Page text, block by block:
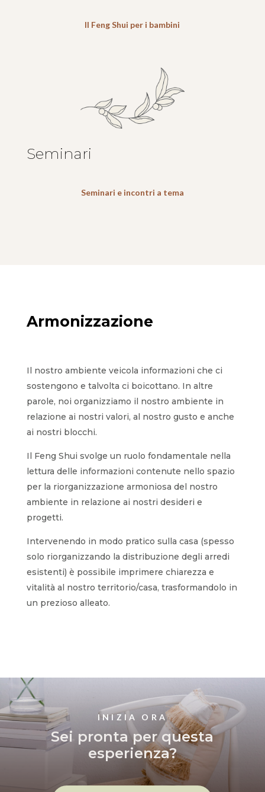
Il Feng Shui per i bambini
Seminari
Seminari e incontri a tema
Armonizzazione
Il nostro ambiente veicola informazioni che ci
sostengono e talvolta ci boicottano. In altre
parole, noi organizziamo il nostro ambiente in
relazione ai nostri valori, al nostro gusto e anche
ai nostri blocchi.
Il Feng Shui svolge un ruolo fondamentale nella
lettura delle informazioni contenute nello spazio
per la riorganizzazione armoniosa del nostro
ambiente in relazione ai nostri desideri e
progetti.
Intervenendo in modo pratico sulla casa (spesso
solo riorganizzando la distribuzione degli arredi
esistenti) è possibile imprimere chiarezza e
vitalità al nostro territorio/casa, trasformandolo in
un prezioso alleato.
INIZIA ORA
Sei pronta per questa
esperienza?